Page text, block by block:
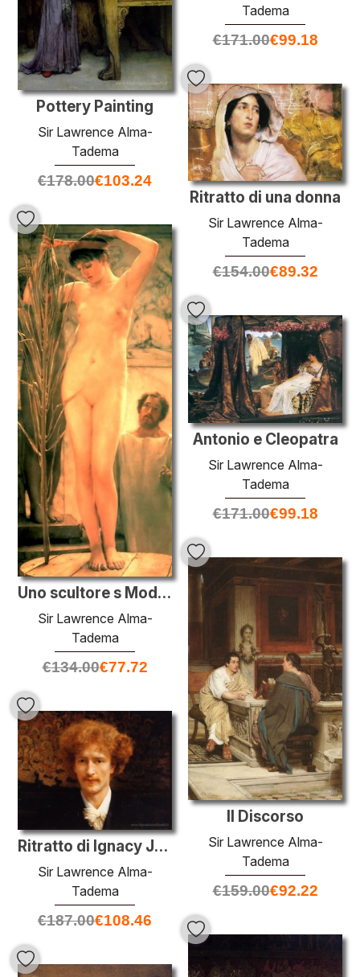
Tadema
€171.00€99.18
Pottery Painting
Sir Lawrence Alma-
Tadema
€178.00€103.24
Ritratto di una donna
Sir Lawrence Alma-
Tadema
€154.00€89.32
Uno scultore s Model (Venere Esquilina)
Sir Lawrence Alma-
Tadema
€134.00€77.72
Antonio e Cleopatra
Sir Lawrence Alma-
Tadema
€171.00€99.18
Il Discorso
Sir Lawrence Alma-
Tadema
€159.00€92.22
Ritratto di Ignacy Jan Paderewski
Sir Lawrence Alma-
Tadema
€187.00€108.46